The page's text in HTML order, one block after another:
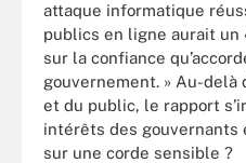
attaque informatique
publics en ligne aurait un
sur la confiance
gouvernement. » Au-
et du public, le rapport
intérêts des gouvernants
sur une corde sensible ?